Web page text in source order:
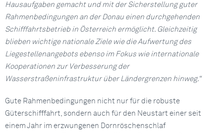
Hausaufgaben gemacht und mit der Sicherstellung guter
Rahmenbedingungen an der Donau einen durchgehenden
Schifffahrtsbetrieb in Österreich ermöglicht. Gleichzeitig
blieben wichtige nationale Ziele wie die Aufwertung des
Liegestellenangebots ebenso im Fokus wie internationale
Kooperationen zur Verbesserung der
Wasserstraßeninfrastruktur über Ländergrenzen hinweg.“
Gute Rahmenbedingungen nicht nur für die robuste
Güterschifffahrt, sondern auch für den Neustart einer seit
einem Jahr im erzwungenen Dornröschenschlaf